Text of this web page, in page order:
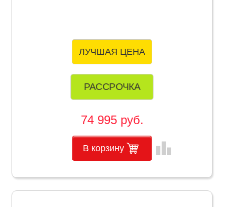
ЛУЧШАЯ ЦЕНА
РАССРОЧКА
74 995 руб.
В корзину leaderboard